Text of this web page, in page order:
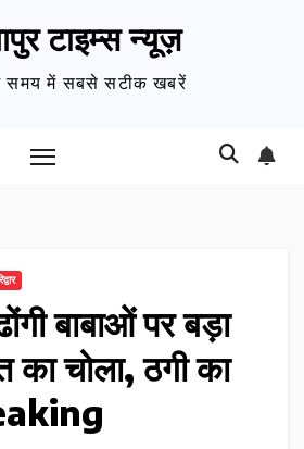
टाइम्स न्यूज़
में सबसे सटीक खबरें
बाबाओं पर बड़ा
चोला, ठगी का